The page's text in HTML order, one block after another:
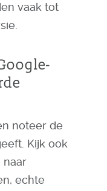
vaak tot
noteer de
Kijk ook
naar
echte